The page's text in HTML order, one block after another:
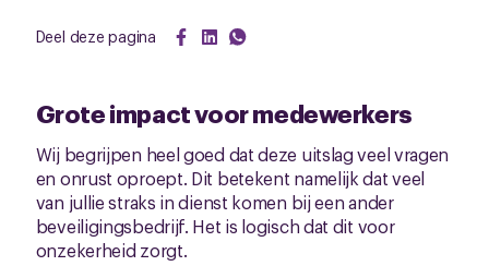
Deel deze pagina
Grote impact voor medewerkers
Wij begrijpen heel goed dat deze uitslag veel vragen
en onrust oproept. Dit betekent namelijk dat veel
van jullie straks in dienst komen bij een ander
beveiligingsbedrijf. Het is logisch dat dit voor
onzekerheid zorgt.